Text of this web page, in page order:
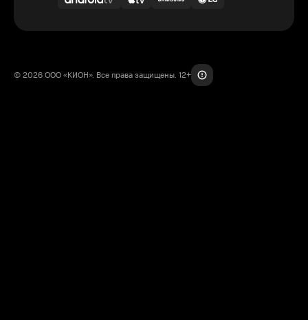
© 2026 ООО «КИОН». Все права защищены. 12+